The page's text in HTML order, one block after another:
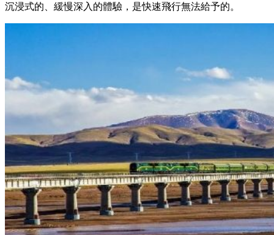
沉浸式的、緩慢深入的體驗，是快速飛行無法給予的。